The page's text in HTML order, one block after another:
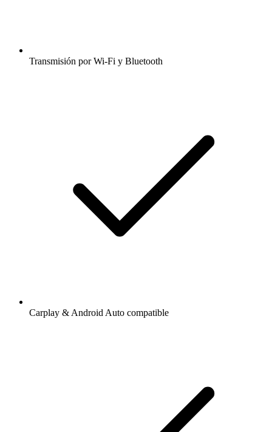
Transmisión por Wi-Fi y Bluetooth
Carplay & Android Auto compatible